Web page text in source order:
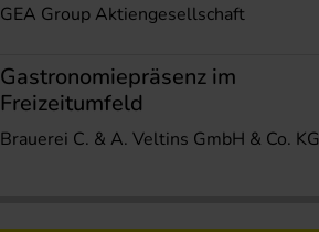
GEA Group Aktiengesellschaft
Gastronomiepräsenz im
Freizeitumfeld
Brauerei C. & A. Veltins GmbH & Co. KG